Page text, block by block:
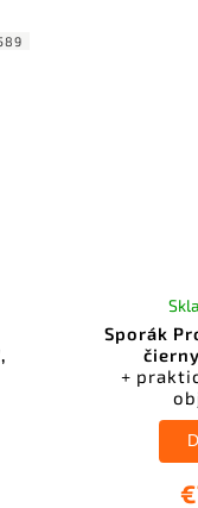
Sporák
+